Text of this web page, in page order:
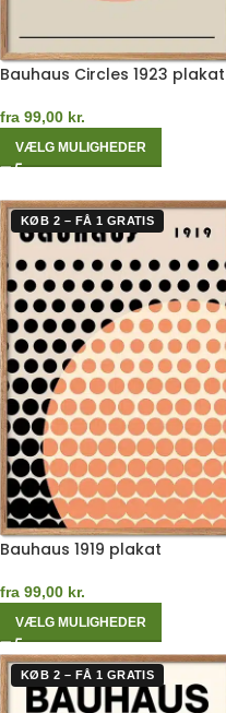
Bauhaus Circles 1923 plakat
fra 99,00 kr.
VÆLG MULIGHEDER
KØB 2 – FÅ 1 GRATIS
Bauhaus 1919 plakat
fra 99,00 kr.
VÆLG MULIGHEDER
KØB 2 – FÅ 1 GRATIS